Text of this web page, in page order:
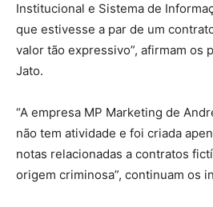
Institucional e Sistema de
que estivesse a par de um
valor tão expressivo”, afirmam os
Jato.
“A empresa MP Marketing de
não tem atividade e foi criada
notas relacionadas a contratos
origem criminosa”, continuam os